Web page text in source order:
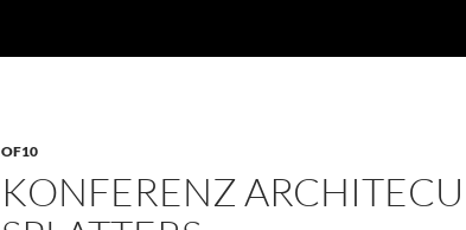
OF10
KONFERENZ